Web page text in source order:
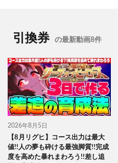
引換券 の最新動画8件
2026年8月5日
【8月リグヒ】コース出力は最大
値!!人の夢も砕ける最強脚質!!完成
度を高めた暴れまわろう!!差し追